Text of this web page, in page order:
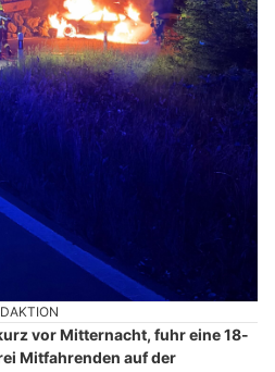
vor Mitternacht, fuhr eine 18-
Mitfahrenden auf der